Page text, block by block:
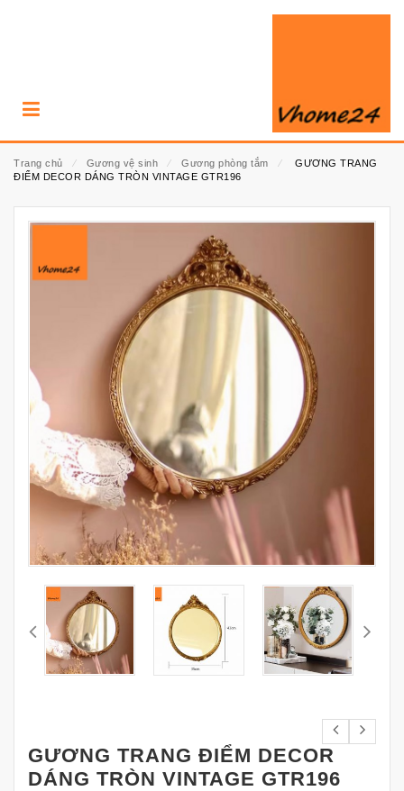
Trang chủ ⁄ Gương vệ sinh ⁄ Gương phòng tắm ⁄
GƯƠNG TRANG
ĐIỂM DECOR DÁNG TRÒN VINTAGE GTR196
GƯƠNG TRANG ĐIỂM DECOR
DÁNG TRÒN VINTAGE GTR196